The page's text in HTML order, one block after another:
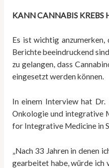
KANN CANNABIS KREBS
Es ist wichtig anzumerken,
Berichte beeindruckend
zu gelangen, dass
eingesetzt werden können.
In einem Interview hat
Onkologie und integrative
for Integrative Medicine in
„Nach 33 Jahren in denen
gearbeitet habe, würde ich